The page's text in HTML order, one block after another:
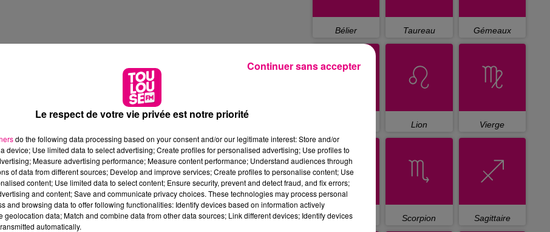
Bélier Taureau Gémeaux
Lion Vierge
Balance Scorpion Sagittaire
Le respect de votre vie privée est notre priorité
do the following data processing based on your consent and/or our legitimate interest: Store and/or
device; Use limited data to select advertising; Create profiles for personalised advertising; Use profiles to
Measure advertising performance; Measure content performance; Understand audiences through
of data from different sources; Develop and improve services; Create profiles to personalise content; Use
content; Use limited data to select content; Ensure security, prevent and detect fraud, and fix errors;
and content; Save and communicate privacy choices. These technologies may process personal
and browsing data to offer following functionalities: Identify devices based on information actively
geolocation data; Match and combine data from other data sources; Link different devices; Identify devices
automatically.
Continuer sans accepter